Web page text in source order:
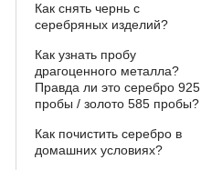
Арабский бисмарк с
камнями
Фараон (двойное
якорное)
Давид
Как снять чернь с
серебряных изделий?
Как узнать пробу
драгоценного металла?
Правда ли это серебро 925
пробы / золото 585 пробы?
Как почистить серебро в
домашних условиях?